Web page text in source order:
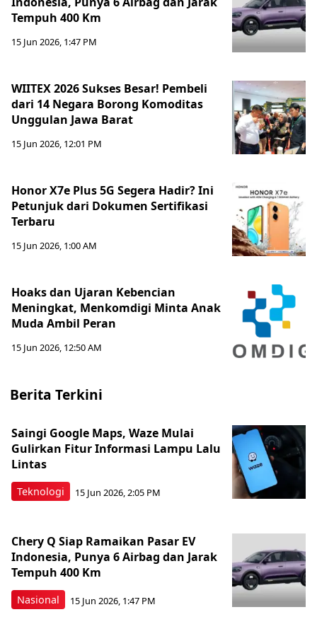
Tempuh 400 Km
15 Jun 2026, 1:47 PM
WIITEX 2026 Sukses Besar! Pembeli
dari 14 Negara Borong Komoditas
Unggulan Jawa Barat
15 Jun 2026, 12:01 PM
Honor X7e Plus 5G Segera Hadir? Ini
Petunjuk dari Dokumen Sertifikasi
Terbaru
15 Jun 2026, 1:00 AM
Hoaks dan Ujaran Kebencian
Meningkat, Menkomdigi Minta Anak
Muda Ambil Peran
15 Jun 2026, 12:50 AM
Berita Terkini
Teknologi
Saingi Google Maps, Waze Mulai
Gulirkan Fitur Informasi Lampu Lalu
Lintas
15 Jun 2026, 2:05 PM
Nasional
Chery Q Siap Ramaikan Pasar EV
Indonesia, Punya 6 Airbag dan Jarak
Tempuh 400 Km
15 Jun 2026, 1:47 PM